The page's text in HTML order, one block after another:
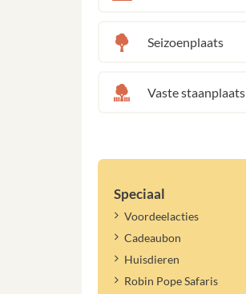
Seizoenplaats
Vaste staanplaats
Speciaal
Voordeelacties
Cadeaubon
Huisdieren
Robin Pope Safaris